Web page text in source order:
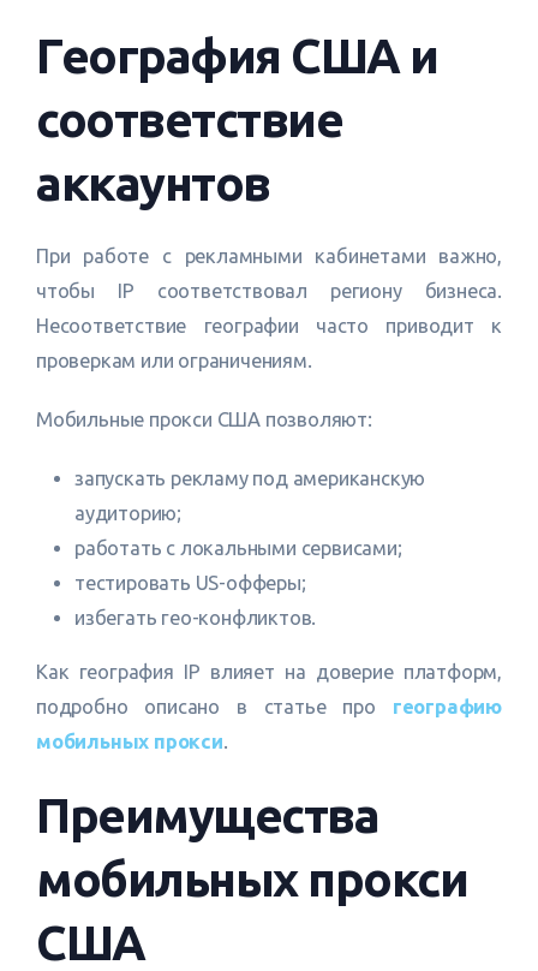
География США и
соответствие
аккаунтов
При работе с рекламными кабинетами важно,
чтобы IP соответствовал региону бизнеса.
Несоответствие географии часто приводит к
проверкам или ограничениям.
Мобильные прокси США позволяют:
запускать рекламу под американскую
аудиторию;
работать с локальными сервисами;
тестировать US-офферы;
избегать гео-конфликтов.
Как география IP влияет на доверие платформ,
подробно описано в статье про географию
мобильных прокси.
Преимущества
мобильных прокси
США